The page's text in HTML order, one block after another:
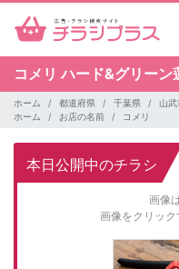
コメリハード&グリーン
ホーム 都道府県 千葉県
山武
ホーム
お店の名前 コメリ
本日公開中のチラシ
画像
画像をクリック